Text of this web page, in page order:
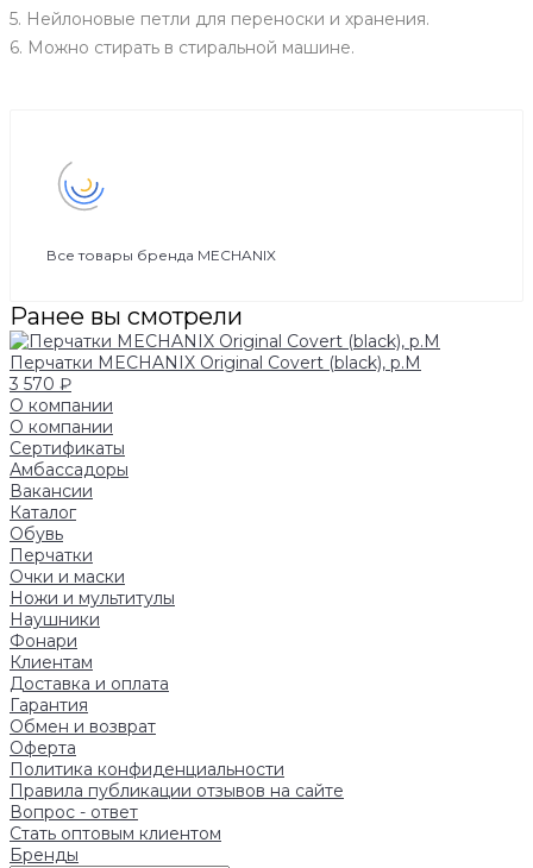
5. Нейлоновые петли для переноски и хранения.
6. Можно стирать в стиральной машине.
Все товары бренда MECHANIX
Ранее вы смотрели
Перчатки MECHANIX Original Covert (black), р.M
3 570 ₽
О компании
О компании
Сертификаты
Амбассадоры
Вакансии
Каталог
Обувь
Перчатки
Очки и маски
Ножи и мультитулы
Наушники
Фонари
Клиентам
Доставка и оплата
Гарантия
Обмен и возврат
Оферта
Политика конфиденциальности
Правила публикации отзывов на сайте
Вопрос - ответ
Стать оптовым клиентом
Бренды